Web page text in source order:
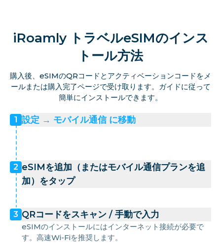
iRoamly トラベルeSIMのインス
トール方法
購入後、eSIMのQRコードとアクティベーションコードをメ
ールまたは購入完了ページで受け取ります。ガイドに従って
簡単にインストールできます。
1 設定 → モバイル通信 に移動
2 eSIMを追加（またはモバイル通信プランを追
加）をタップ
3 QRコードをスキャン / 手動で入力
eSIMのインストールにはインターネット接続が必要で
す。高速Wi-Fiを推奨します。